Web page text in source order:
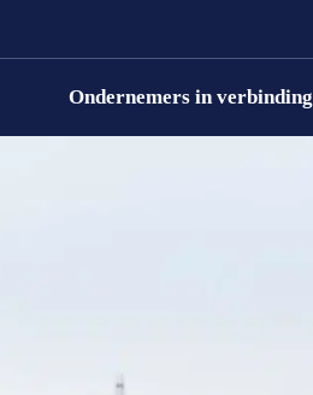
Ondernemers in verbinding